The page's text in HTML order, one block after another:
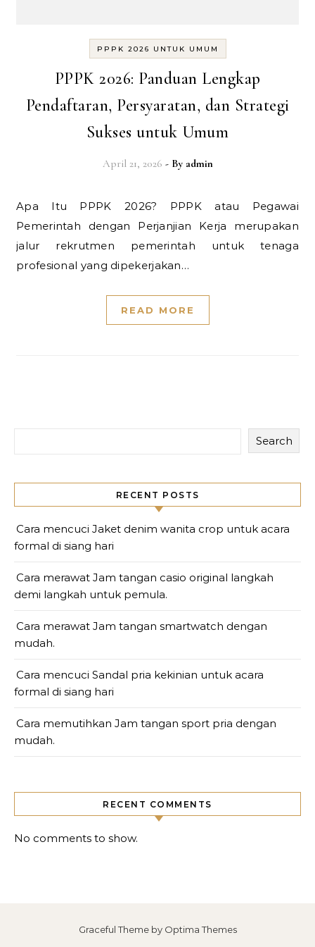
PPPK 2026 UNTUK UMUM
PPPK 2026: Panduan Lengkap
Pendaftaran, Persyaratan, dan Strategi
Sukses untuk Umum
April 21, 2026 - By admin
Apa Itu PPPK 2026? PPPK atau Pegawai
Pemerintah dengan Perjanjian Kerja merupakan
jalur rekrutmen pemerintah untuk tenaga
profesional yang dipekerjakan…
READ MORE
Search
RECENT POSTS
Cara mencuci Jaket denim wanita crop untuk acara
formal di siang hari
Cara merawat Jam tangan casio original langkah
demi langkah untuk pemula.
Cara merawat Jam tangan smartwatch dengan
mudah.
Cara mencuci Sandal pria kekinian untuk acara
formal di siang hari
Cara memutihkan Jam tangan sport pria dengan
mudah.
RECENT COMMENTS
No comments to show.
Graceful Theme by Optima Themes